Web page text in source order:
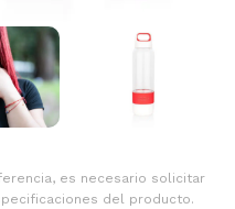
es necesario solicitar
del producto.